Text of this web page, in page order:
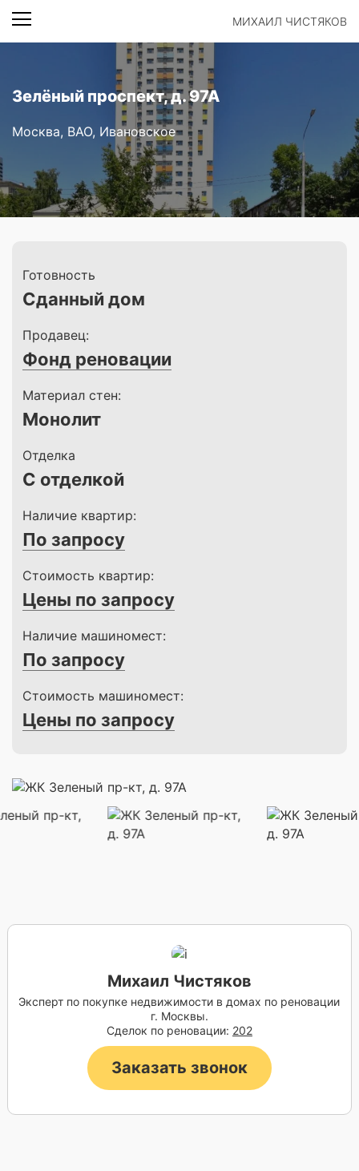
МИХАИЛ ЧИСТЯКОВ
Зелёный проспект, д. 97А
Москва, ВАО, Ивановское
Готовность
Сданный дом
Продавец:
Фонд реновации
Материал стен:
Монолит
Отделка
С отделкой
Наличие квартир:
По запросу
Стоимость квартир:
Цены по запросу
Наличие машиномест:
По запросу
Стоимость машиномест:
Цены по запросу
Михаил Чистяков
Эксперт по покупке недвижимости в домах по реновации
г. Москвы.
Сделок по реновации: 202
Заказать звонок